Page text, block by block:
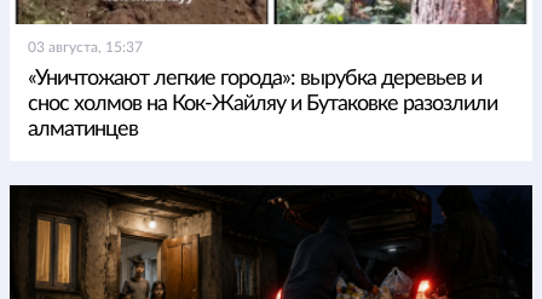
03 августа, 15:37
«Уничтожают легкие города»: вырубка деревьев и
снос холмов на Кок-Жайляу и Бутаковке разозлили
алматинцев